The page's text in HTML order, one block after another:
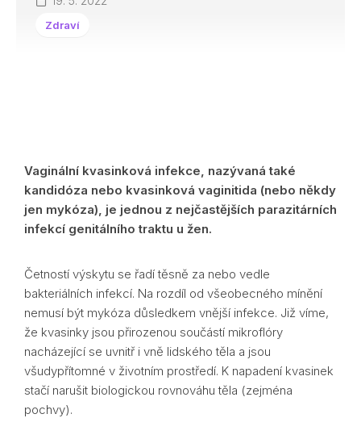
Zdraví
Vaginální kvasinková infekce, nazývaná také
kandidóza nebo kvasinková vaginitida (nebo někdy
jen mykóza), je jednou z nejčastějších parazitárních
infekcí genitálního traktu u žen.
Četností výskytu se řadí těsně za nebo vedle
bakteriálních infekcí. Na rozdíl od všeobecného mínění
nemusí být mykóza důsledkem vnější infekce. Již víme,
že kvasinky jsou přirozenou součástí mikroflóry
nacházející se uvnitř i vně lidského těla a jsou
všudypřítomné v životním prostředí. K napadení kvasinek
stačí narušit biologickou rovnováhu těla (zejména
pochvy).